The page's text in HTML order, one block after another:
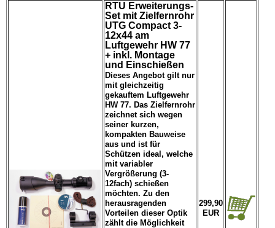
RTU Erweiterungs-
Set mit Zielfernrohr
UTG Compact 3-
12x44 am
Luftgewehr HW 77
+ inkl. Montage
und Einschießen
Dieses Angebot gilt nur
mit gleichzeitig
gekauftem Luftgewehr
HW 77. Das Zielfernrohr
zeichnet sich wegen
seiner kurzen,
kompakten Bauweise
aus und ist für
Schützen ideal, welche
mit variabler
Vergrößerung (3-
12fach) schießen
möchten. Zu den
herausragenden
Vorteilen dieser Optik
zählt die Möglichkeit
299,90
EUR